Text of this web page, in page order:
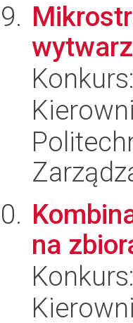
Konkurs:
na
Konkurs: